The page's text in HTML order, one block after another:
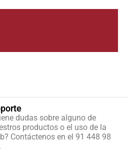
dudas sobre alguno de
productos o el uso de la
Contáctenos en el 91 448 98